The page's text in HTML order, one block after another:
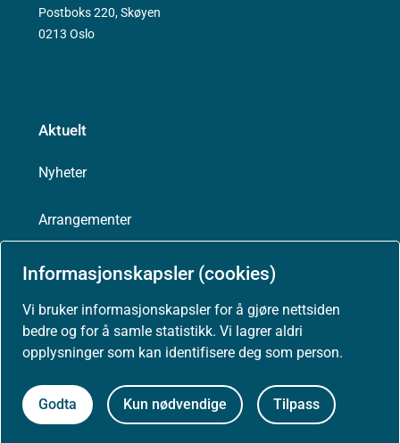
Informasjonskapsler (cookies)
Vi bruker informasjonskapsler for å gjøre nettsiden
bedre og for å samle statistikk. Vi lagrer aldri
opplysninger som kan identifisere deg som person.
Godta Kun nødvendige Tilpass
Postboks 220, Skøyen
0213 Oslo
Aktuelt
Nyheter
Arrangementer
Høringer
Presse
Om nettstedet